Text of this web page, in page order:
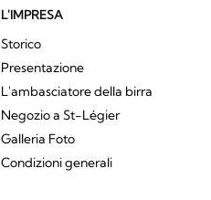
L'IMPRESA
Storico
Presentazione
L'ambasciatore della birra
Negozio a St-Légier
Galleria Foto
Condizioni generali